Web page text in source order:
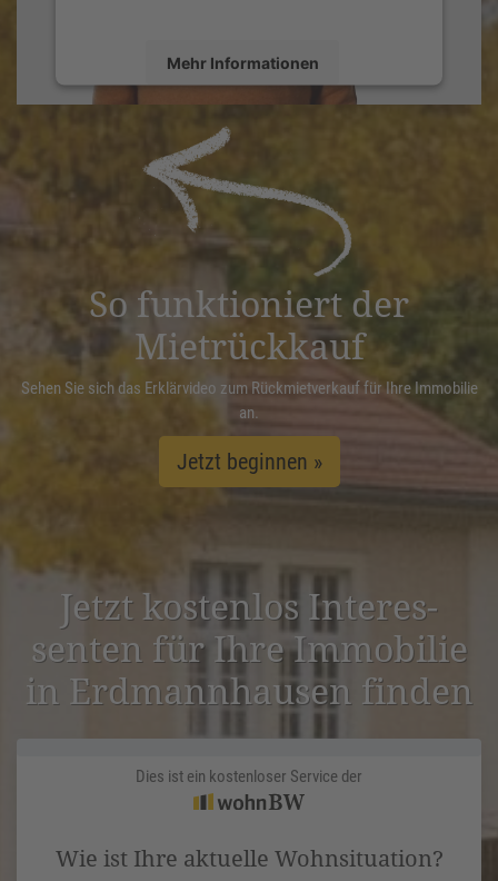
Mehr Informationen
powered by
Management Platform
So funktioniert der
Mietrückkauf
Sehen Sie sich das Erklärvideo zum Rückmietverkauf für Ihre Immobilie
an.
Jetzt beginnen »
Jetzt kostenlos Inter­es­
senten für Ihre Immobilie
in Erdmann­hausen finden
Dies ist ein kostenloser Service der
Wie ist Ihre aktuelle Wohnsituation?